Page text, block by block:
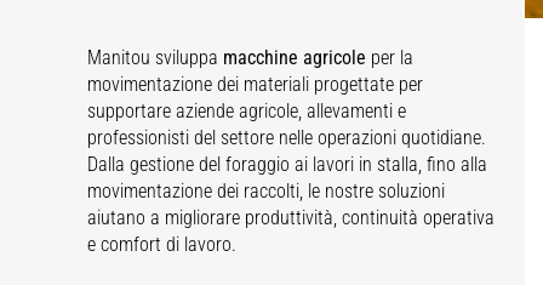
Manitou sviluppa macchine agricole per la
movimentazione dei materiali progettate per
supportare aziende agricole, allevamenti e
professionisti del settore nelle operazioni quotidiane.
Dalla gestione del foraggio ai lavori in stalla, fino alla
movimentazione dei raccolti, le nostre soluzioni
aiutano a migliorare produttività, continuità operativa
e comfort di lavoro.
Cereali Centri ippici
Orticoltura Allevamento
Policoltura Vivai
Pollame Vigna
Acquacoltura e
molluschicoltura